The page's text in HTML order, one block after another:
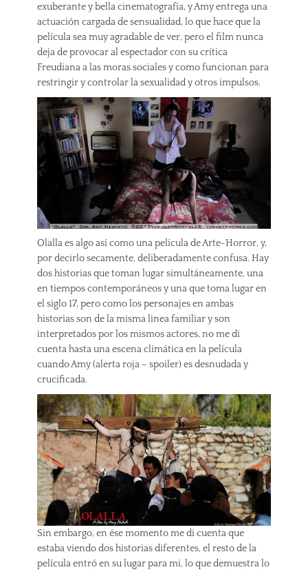
exuberante y bella cinematografía, y Amy entrega una
actuación cargada de sensualidad, lo que hace que la
película sea muy agradable de ver, pero el film nunca
deja de provocar al espectador con su crítica
Freudiana a las moras sociales y como funcionan para
restringir y controlar la sexualidad y otros impulsos.
Olalla es algo así como una película de Arte-Horror, y,
por decirlo secamente, deliberadamente confusa. Hay
dos historias que toman lugar simultáneamente, una
en tiempos contemporáneos y una que toma lugar en
el siglo 17, pero como los personajes en ambas
historias son de la misma linea familiar y son
interpretados por los mismos actores, no me di
cuenta hasta una escena climática en la película
cuando Amy (alerta roja – spoiler) es desnudada y
crucificada.
Sin embargo, en ése momento me di cuenta que
estaba viendo dos historias diferentes, el resto de la
película entró en su lugar para mi, lo que demuestra lo